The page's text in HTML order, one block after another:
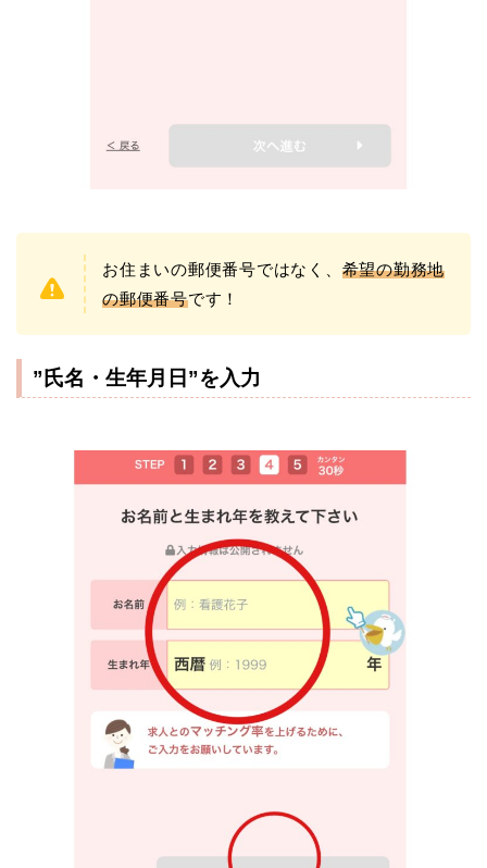
お住まいの郵便番号ではなく、 希望の勤務地
の郵便番号です！
”氏名・生年月日”を入力